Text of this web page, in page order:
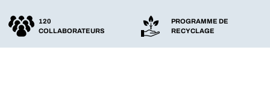
120
COLLABORATEURS
PROGRAMME DE
RECYCLAGE